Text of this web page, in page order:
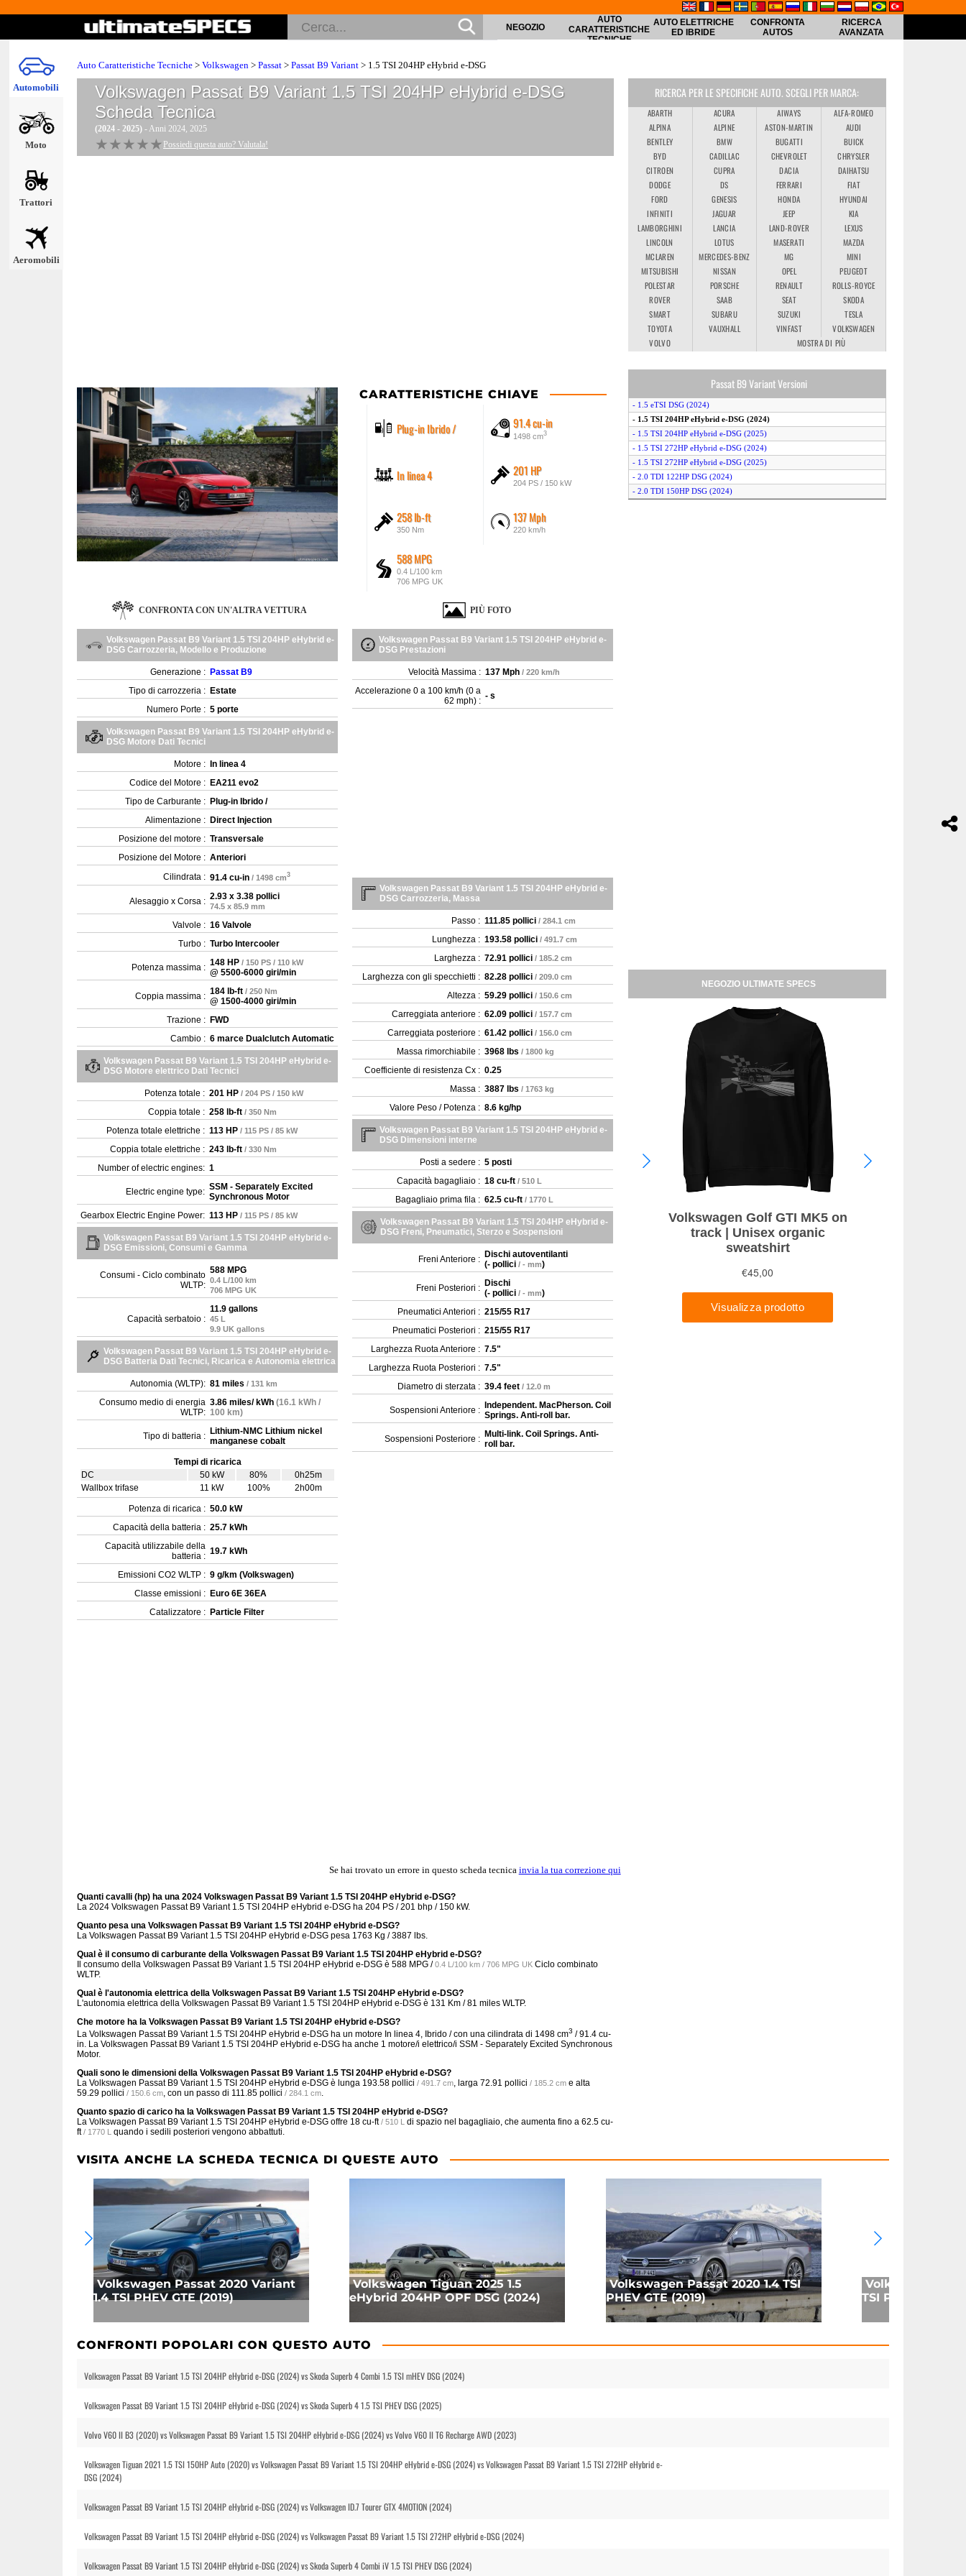
Automobili
Moto
Trattori
Aeromobili
NEGOZIO
AUTO
CARATTERISTICHE
TECNICHE
AUTO ELETTRICHE
ED IBRIDE
CONFRONTA
AUTOS
RICERCA
AVANZATA
Auto Caratteristiche Tecniche > Volkswagen > Passat > Passat B9 Variant > 1.5 TSI 204HP eHybrid e-DSG
Volkswagen Passat B9 Variant 1.5 TSI 204HP eHybrid e-DSG
Scheda Tecnica
(2024 - 2025) - Anni 2024, 2025
★★★★★
★★★★★ Possiedi questa auto? Valutala!
CARATTERISTICHE CHIAVE
Plug-in Ibrido / 91.4 cu-in
1498 cm3
In linea 4 201 HP
204 PS / 150 kW
258 lb-ft
350 Nm
137 Mph
220 km/h
588 MPG
0.4 L/100 km
706 MPG UK
CONFRONTA CON UN'ALTRA VETTURA PIÙ FOTO
Volkswagen Passat B9 Variant 1.5 TSI 204HP eHybrid e-
DSG Carrozzeria, Modello e Produzione
Generazione : Passat B9
Tipo di carrozzeria : Estate
Numero Porte : 5 porte
Volkswagen Passat B9 Variant 1.5 TSI 204HP eHybrid e-
DSG Motore Dati Tecnici
Motore :
In linea 4
Codice del Motore : EA211 evo2
Tipo de Carburante : Plug-in Ibrido /
Alimentazione : Direct Injection
Posizione del motore : Transversale
Posizione del Motore : Anteriori
Cilindrata : 91.4 cu-in / 1498 cm3
Alesaggio x Corsa : 2.93 x 3.38 pollici
74.5 x 85.9 mm
Valvole : 16 Valvole
Turbo : Turbo Intercooler
Potenza massima : 148 HP / 150 PS / 110 kW
@ 5500-6000 giri/min
Coppia massima : 184 lb-ft / 250 Nm
@ 1500-4000 giri/min
Trazione : FWD
Cambio : 6 marce Dualclutch Automatic
Volkswagen Passat B9 Variant 1.5 TSI 204HP eHybrid e-
DSG Motore elettrico Dati Tecnici
Potenza totale : 201 HP / 204 PS / 150 kW
Coppia totale : 258 lb-ft / 350 Nm
Potenza totale elettriche : 113 HP / 115 PS / 85 kW
Coppia totale elettriche : 243 lb-ft / 330 Nm
Number of electric engines: 1
Electric engine type: SSM - Separately Excited
Synchronous Motor
Gearbox Electric Engine Power: 113 HP / 115 PS / 85 kW
Volkswagen Passat B9 Variant 1.5 TSI 204HP eHybrid e-
DSG Emissioni, Consumi e Gamma
Consumi - Ciclo combinato
WLTP:
588 MPG
0.4 L/100 km
706 MPG UK
Capacità serbatoio :
11.9 gallons
45 L
9.9 UK gallons
Volkswagen Passat B9 Variant 1.5 TSI 204HP eHybrid e-
DSG Batteria Dati Tecnici, Ricarica e Autonomia elettrica
Autonomia (WLTP): 81 miles / 131 km
Consumo medio di energia
WLTP:
3.86 miles/ kWh (16.1 kWh /
100 km)
Tipo di batteria : Lithium-NMC Lithium nickel
manganese cobalt
Tempi di ricarica
DC
50 kW 80%
0h25m
Wallbox trifase
11 kW 100% 2h00m
Potenza di ricarica : 50.0 kW
Capacità della batteria : 25.7 kWh
Capacità utilizzabile della
batteria : 19.7 kWh
Emissioni CO2 WLTP : 9 g/km (Volkswagen)
Classe emissioni : Euro 6E 36EA
Catalizzatore : Particle Filter
Volkswagen Passat B9 Variant 1.5 TSI 204HP eHybrid e-
DSG Prestazioni
Velocità Massima : 137 Mph / 220 km/h
Accelerazione 0 a 100 km/h (0 a
62 mph) : - s
Volkswagen Passat B9 Variant 1.5 TSI 204HP eHybrid e-
DSG Carrozzeria, Massa
Passo : 111.85 pollici / 284.1 cm
Lunghezza : 193.58 pollici / 491.7 cm
Larghezza : 72.91 pollici / 185.2 cm
Larghezza con gli specchietti : 82.28 pollici / 209.0 cm
Altezza : 59.29 pollici / 150.6 cm
Carreggiata anteriore : 62.09 pollici / 157.7 cm
Carreggiata posteriore : 61.42 pollici / 156.0 cm
Massa rimorchiabile : 3968 lbs / 1800 kg
Coefficiente di resistenza Cx : 0.25
Massa : 3887 lbs / 1763 kg
Valore Peso / Potenza : 8.6 kg/hp
Volkswagen Passat B9 Variant 1.5 TSI 204HP eHybrid e-
DSG Dimensioni interne
Posti a sedere : 5 posti
Capacità bagagliaio : 18 cu-ft / 510 L
Bagagliaio prima fila : 62.5 cu-ft / 1770 L
Volkswagen Passat B9 Variant 1.5 TSI 204HP eHybrid e-
DSG Freni, Pneumatici, Sterzo e Sospensioni
Freni Anteriore : Dischi autoventilanti
(- pollici / - mm)
Freni Posteriori : Dischi
(- pollici / - mm)
Pneumatici Anteriori : 215/55 R17
Pneumatici Posteriori : 215/55 R17
Larghezza Ruota Anteriore : 7.5"
Larghezza Ruota Posteriori : 7.5"
Diametro di sterzata : 39.4 feet / 12.0 m
Sospensioni Anteriore :
Independent. MacPherson. Coil
Springs. Anti-roll bar.
Sospensioni Posteriore : Multi-link. Coil Springs. Anti-
roll bar.
Se hai trovato un errore in questo scheda tecnica invia la tua correzione qui
Quanti cavalli (hp) ha una 2024 Volkswagen Passat B9 Variant 1.5 TSI 204HP eHybrid e-DSG?
La 2024 Volkswagen Passat B9 Variant 1.5 TSI 204HP eHybrid e-DSG ha 204 PS / 201 bhp / 150 kW.
Quanto pesa una Volkswagen Passat B9 Variant 1.5 TSI 204HP eHybrid e-DSG?
La Volkswagen Passat B9 Variant 1.5 TSI 204HP eHybrid e-DSG pesa 1763 Kg / 3887 lbs.
Qual è il consumo di carburante della Volkswagen Passat B9 Variant 1.5 TSI 204HP eHybrid e-DSG?
Il consumo della Volkswagen Passat B9 Variant 1.5 TSI 204HP eHybrid e-DSG è 588 MPG /0.4 L/100 km / 706 MPG UK Ciclo combinato
WLTP.
Qual è l'autonomia elettrica della Volkswagen Passat B9 Variant 1.5 TSI 204HP eHybrid e-DSG?
L'autonomia elettrica della Volkswagen Passat B9 Variant 1.5 TSI 204HP eHybrid e-DSG è 131 Km / 81 miles WLTP.
Che motore ha la Volkswagen Passat B9 Variant 1.5 TSI 204HP eHybrid e-DSG?
La Volkswagen Passat B9 Variant 1.5 TSI 204HP eHybrid e-DSG ha un motore In linea 4, Ibrido / con una cilindrata di 1498 cm3 / 91.4 cu-
in. La Volkswagen Passat B9 Variant 1.5 TSI 204HP eHybrid e-DSG ha anche 1 motore/i elettrico/i SSM - Separately Excited Synchronous
Motor.
Quali sono le dimensioni della Volkswagen Passat B9 Variant 1.5 TSI 204HP eHybrid e-DSG?
La Volkswagen Passat B9 Variant 1.5 TSI 204HP eHybrid e-DSG è lunga 193.58 pollici / 491.7 cm, larga 72.91 pollici / 185.2 cm e alta
59.29 pollici / 150.6 cm, con un passo di 111.85 pollici / 284.1 cm.
Quanto spazio di carico ha la Volkswagen Passat B9 Variant 1.5 TSI 204HP eHybrid e-DSG?
La Volkswagen Passat B9 Variant 1.5 TSI 204HP eHybrid e-DSG offre 18 cu-ft / 510 L di spazio nel bagagliaio, che aumenta fino a 62.5 cu-
ft / 1770 L quando i sedili posteriori vengono abbattuti.
RICERCA PER LE SPECIFICHE AUTO. SCEGLI PER MARCA:
ABARTH ACURA AIWAYS
ALFA-ROMEO
ALPINA
ALPINE ASTON-MARTIN
AUDI
BENTLEY
BMW BUGATTI
BUICK
BYD
CADILLAC CHEVROLET
CHRYSLER
CITROEN
CUPRA DACIA
DAIHATSU
DODGE
DS FERRARI
FIAT
FORD
GENESIS HONDA
HYUNDAI
INFINITI
JAGUAR JEEP
KIA
LAMBORGHINI
LANCIA LAND-ROVER
LEXUS
LINCOLN
LOTUS MASERATI
MAZDA
MCLAREN
MERCEDES-BENZ MG
MINI
MITSUBISHI
NISSAN OPEL
PEUGEOT
POLESTAR
PORSCHE RENAULT
ROLLS-ROYCE
ROVER
SAAB SEAT
SKODA
SMART
SUBARU SUZUKI
TESLA
TOYOTA
VAUXHALL VINFAST
VOLKSWAGEN
VOLVO
MOSTRA DI PIÙ
Passat B9 Variant Versioni
- 1.5 eTSI DSG (2024)
- 1.5 TSI 204HP eHybrid e-DSG (2024)
- 1.5 TSI 204HP eHybrid e-DSG (2025)
- 1.5 TSI 272HP eHybrid e-DSG (2024)
- 1.5 TSI 272HP eHybrid e-DSG (2025)
- 2.0 TDI 122HP DSG (2024)
- 2.0 TDI 150HP DSG (2024)
NEGOZIO ULTIMATE SPECS
VISITA ANCHE LA SCHEDA TECNICA DI QUESTE AUTO
Volkswagen Passat 2020 Variant
1.4 TSI PHEV GTE (2019)
Volkswagen Tiguan 2025 1.5
eHybrid 204HP OPF DSG (2024)
Volkswagen Passat 2020 1.4 TSI
PHEV GTE (2019)
Volkswagen
TSI PHEV GTE
CONFRONTI POPOLARI CON QUESTO AUTO
Volkswagen Passat B9 Variant 1.5 TSI 204HP eHybrid e-DSG (2024) vs Skoda Superb 4 Combi 1.5 TSI mHEV DSG (2024)
Volkswagen Passat B9 Variant 1.5 TSI 204HP eHybrid e-DSG (2024) vs Skoda Superb 4 1.5 TSI PHEV DSG (2025)
Volvo V60 II B3 (2020) vs Volkswagen Passat B9 Variant 1.5 TSI 204HP eHybrid e-DSG (2024) vs Volvo V60 II T6 Recharge AWD (2023)
Volkswagen Tiguan 2021 1.5 TSI 150HP Auto (2020) vs Volkswagen Passat B9 Variant 1.5 TSI 204HP eHybrid e-DSG (2024) vs Volkswagen Passat B9 Variant 1.5 TSI 272HP eHybrid e-
DSG (2024)
Volkswagen Passat B9 Variant 1.5 TSI 204HP eHybrid e-DSG (2024) vs Volkswagen ID.7 Tourer GTX 4MOTION (2024)
Volkswagen Passat B9 Variant 1.5 TSI 204HP eHybrid e-DSG (2024) vs Volkswagen Passat B9 Variant 1.5 TSI 272HP eHybrid e-DSG (2024)
Volkswagen Passat B9 Variant 1.5 TSI 204HP eHybrid e-DSG (2024) vs Skoda Superb 4 Combi iV 1.5 TSI PHEV DSG (2024)